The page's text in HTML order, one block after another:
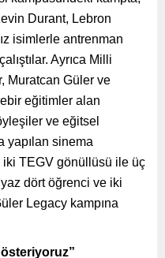
Durant, Lebron
isimlerle antrenman
Ayrıca Milli
Muratcan Güler ve
eğitimler alan
ve eğitsel
yapılan sinema
iki TEGV gönüllüsü ile üç
yaz dört öğrenci ve iki
Legacy kampına